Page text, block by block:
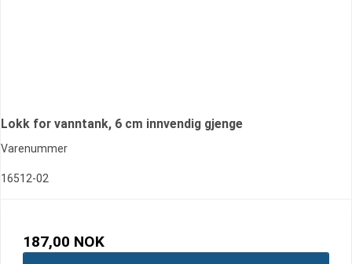
Lokk for vanntank, 6 cm innvendig gjenge
Varenummer
16512-02
187,00 NOK